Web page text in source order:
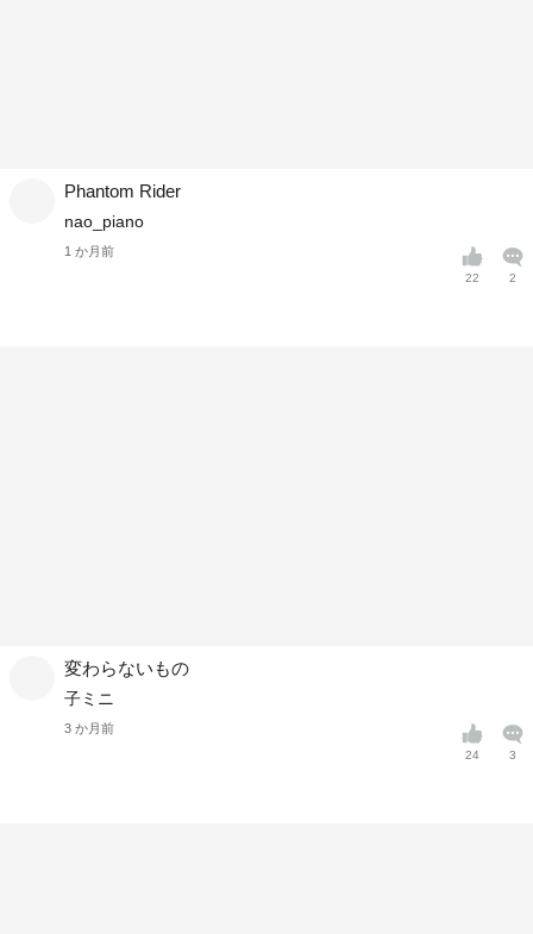
Phantom Rider
nao_piano
1 か月前
22 2
変わらないもの
子ミニ
3 か月前
24 3